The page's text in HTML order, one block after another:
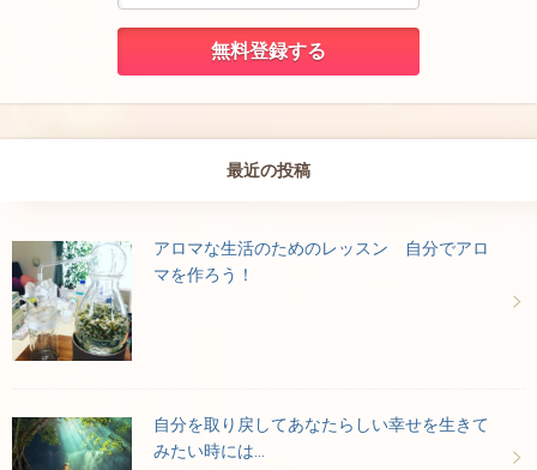
最近の投稿
アロマな生活のためのレッスン 自分でアロ
マを作ろう！
自分を取り戻してあなたらしい幸せを生きて
みたい時には…